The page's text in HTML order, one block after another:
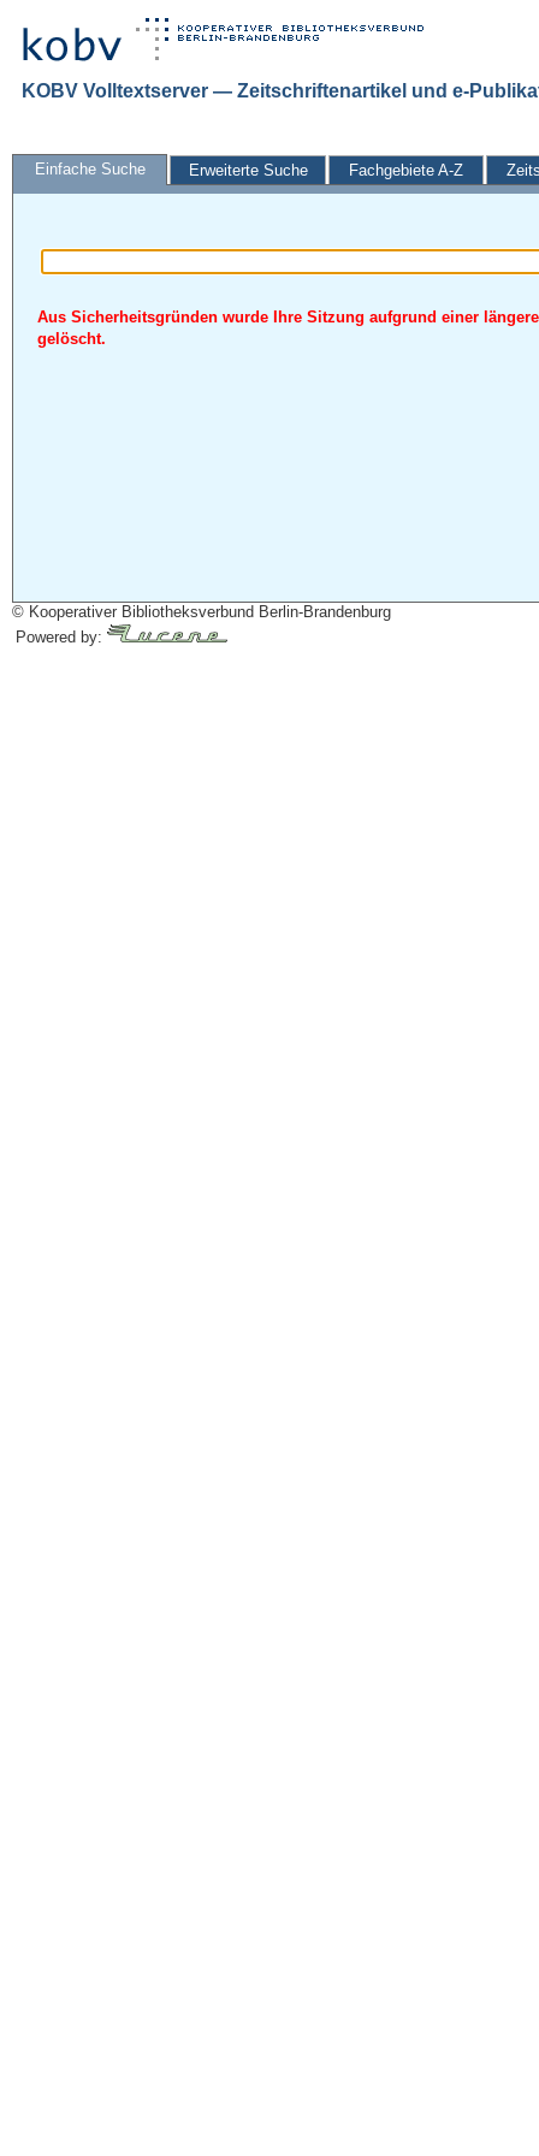
KOBV Volltextserver — Zeitschriftenartikel und e-
Einfache Suche Erweiterte Suche Fachgebiete A-Z
Aus Sicherheitsgründen wurde Ihre Sitzung aufgrund einer
gelöscht.
© Kooperativer Bibliotheksverbund Berlin-Brandenburg
Powered by: